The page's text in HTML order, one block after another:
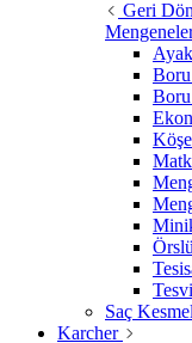
Geri Dön
Boru
Saç
Karcher